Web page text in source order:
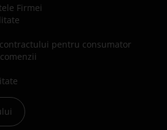
Firmei
pentru consumator